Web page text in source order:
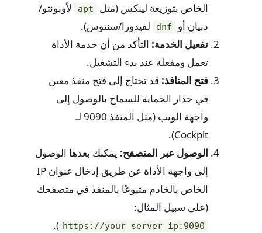
الخاص بتوزيعة لينكس (مثل
apt
لأوبونتو/
دبيان أو
dnf
لفيدورا/سنتوس).
تفعيل الخدمة: التأكد من أن خدمة الأداة
تعمل ومفعلة عند بدء التشغيل.
فتح المنافذ: قد تحتاج إلى فتح منفذ معين
في جدار الحماية للسماح بالوصول إلى
واجهة الويب (مثل المنفذ 9090 لـ
Cockpit).
الوصول عبر المتصفح: يمكنك بعدها الوصول
إلى واجهة الأداة عن طريق إدخال عنوان IP
الخاص بالخادم متبوعًا بالمنفذ في متصفحك
(على سبيل المثال:
https://your_server_ip:9090
).